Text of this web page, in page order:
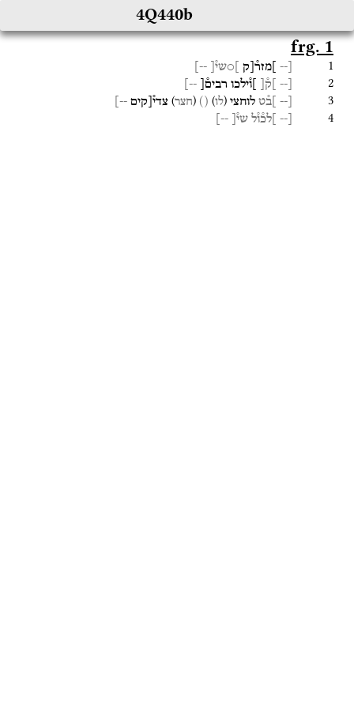
4Q440b
frg. 1
1
[-- ]מזר֯[ק ]○שי֯[ --]
2
[-- ]ק֯[ ]ו֯ילכו רבים֯[ --]
3
[-- ]ב֯ט לוחצי (לו)
()
(חצר) צדי֯[קים --]
4
[-- ]לכ֯ו֯ל שי֯[ --]